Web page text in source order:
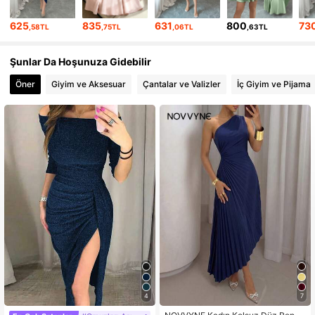
4,80 19K Takipçiler
625 ,58TL 835 ,75TL 631 ,06TL 800 ,63TL
Şunlar Da Hoşunuza Gidebilir
Öner Giyim ve Aksesuar Çantalar ve Valizler İç Giyim ve Pijama
4 7